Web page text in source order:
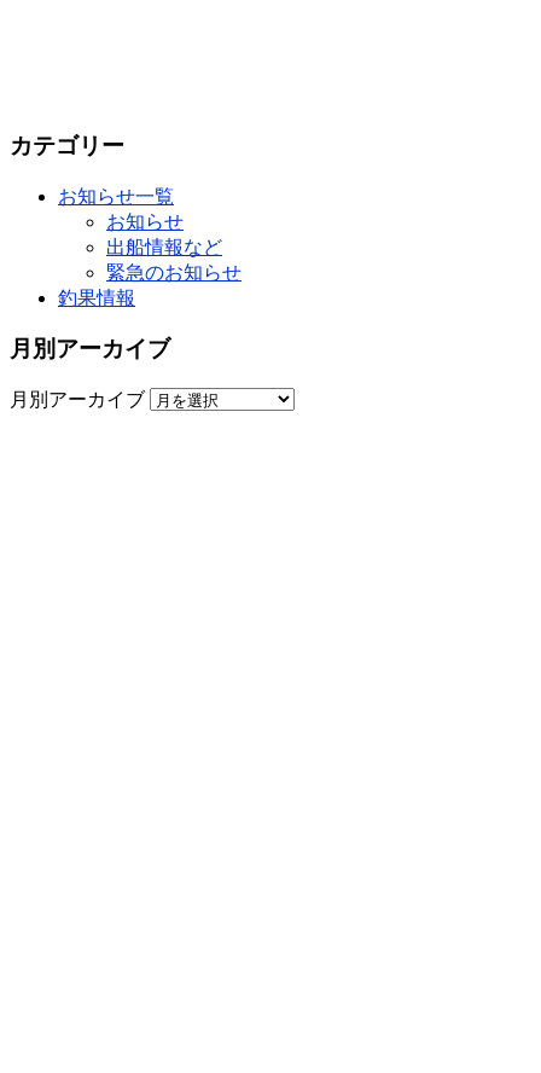
カテゴリー
お知らせ一覧
お知らせ
出船情報など
緊急のお知らせ
釣果情報
月別アーカイブ
月別アーカイブ